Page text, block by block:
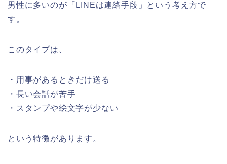
男性に多いのが「LINEは連絡手段」という考え方で
す。
このタイプは、
・用事があるときだけ送る
・長い会話が苦手
・スタンプや絵文字が少ない
という特徴があります。